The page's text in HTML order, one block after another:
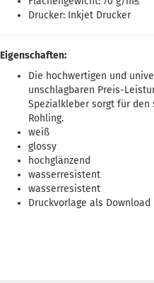
Drucker: Inkjet Drucker
Eigenschaften:
Die hochwertigen und
unschlagbaren Preis-
Spezialkleber sorgt für
Rohling.
weiß
glossy
hochglänzend
wasserresistent
wasserresistent
Druckvorlage als